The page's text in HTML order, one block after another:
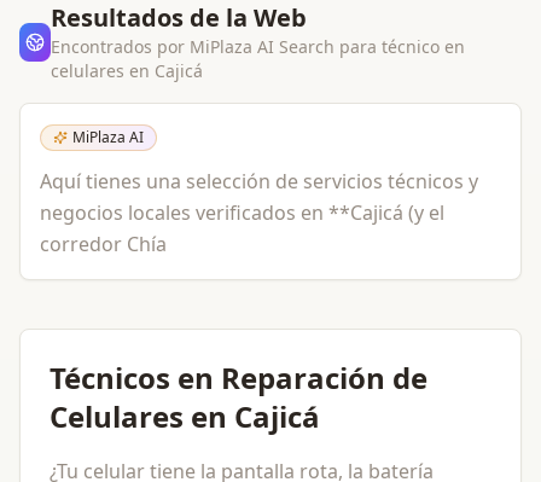
Resultados de la Web
Encontrados por MiPlaza AI Search paratécnico en
celulares en Cajicá
MiPlaza AI
Aquí tienes una selección de servicios técnicos y
negocios locales verificados en **Cajicá (y el
corredor Chía
Técnicos en Reparación de
Celulares en Cajicá
¿Tu celular tiene la pantalla rota, la batería